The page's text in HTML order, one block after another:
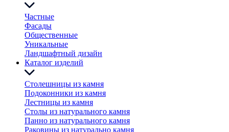
Частные
Фасады
Общественные
Уникальные
Ландшафтный дизайн
Каталог изделий
Столешницы из камня
Подоконники из камня
Лестницы из камня
Столы из натурального камня
Панно из натурального камня
Раковины из натурально камня